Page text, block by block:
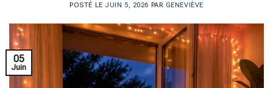
POSTÉ LE JUIN 5, 2026 PAR GENEVIÈVE
05
Juin